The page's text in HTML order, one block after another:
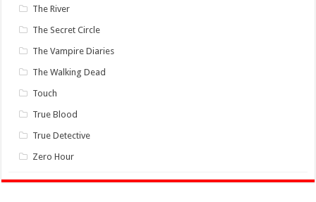
The River
The Secret Circle
The Vampire Diaries
The Walking Dead
Touch
True Blood
True Detective
Zero Hour